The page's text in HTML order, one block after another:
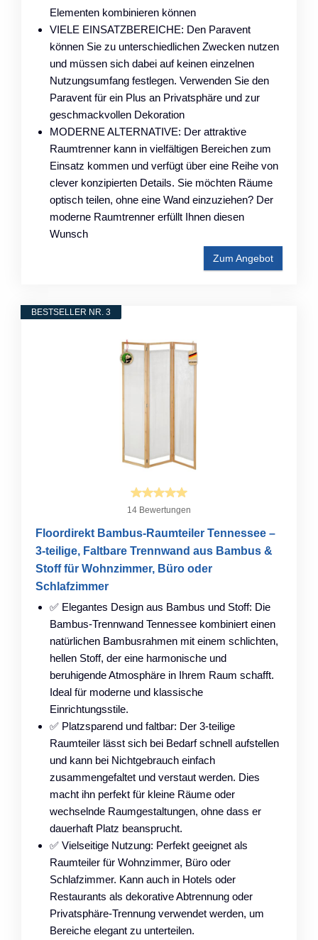
Elementen kombinieren können
VIELE EINSATZBEREICHE: Den Paravent
können Sie zu unterschiedlichen Zwecken nutzen
und müssen sich dabei auf keinen einzelnen
Nutzungsumfang festlegen. Verwenden Sie den
Paravent für ein Plus an Privatsphäre und zur
geschmackvollen Dekoration
MODERNE ALTERNATIVE: Der attraktive
Raumtrenner kann in vielfältigen Bereichen zum
Einsatz kommen und verfügt über eine Reihe von
clever konzipierten Details. Sie möchten Räume
optisch teilen, ohne eine Wand einzuziehen? Der
moderne Raumtrenner erfüllt Ihnen diesen
Wunsch
Zum Angebot
BESTSELLER NR. 3
14 Bewertungen
Floordirekt Bambus-Raumteiler Tennessee –
3-teilige, Faltbare Trennwand aus Bambus &
Stoff für Wohnzimmer, Büro oder
Schlafzimmer
✅ Elegantes Design aus Bambus und Stoff: Die
Bambus-Trennwand Tennessee kombiniert einen
natürlichen Bambusrahmen mit einem schlichten,
hellen Stoff, der eine harmonische und
beruhigende Atmosphäre in Ihrem Raum schafft.
Ideal für moderne und klassische
Einrichtungsstile.
✅ Platzsparend und faltbar: Der 3-teilige
Raumteiler lässt sich bei Bedarf schnell aufstellen
und kann bei Nichtgebrauch einfach
zusammengefaltet und verstaut werden. Dies
macht ihn perfekt für kleine Räume oder
wechselnde Raumgestaltungen, ohne dass er
dauerhaft Platz beansprucht.
✅ Vielseitige Nutzung: Perfekt geeignet als
Raumteiler für Wohnzimmer, Büro oder
Schlafzimmer. Kann auch in Hotels oder
Restaurants als dekorative Abtrennung oder
Privatsphäre-Trennung verwendet werden, um
Bereiche elegant zu unterteilen.